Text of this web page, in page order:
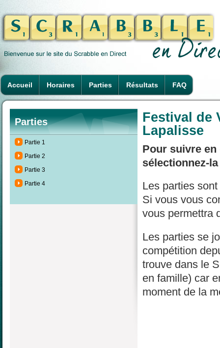
Accueil Horaires Parties Résultats FAQ
Parties
Partie 1
Partie 2
Partie 3
Partie 4
Festival de
Lapalisse
Pour suivre
sélectionnez-
Les parties
Si vous vous
vous permettra
Les parties se
compétition
trouve dans le
en famille) car
moment de la